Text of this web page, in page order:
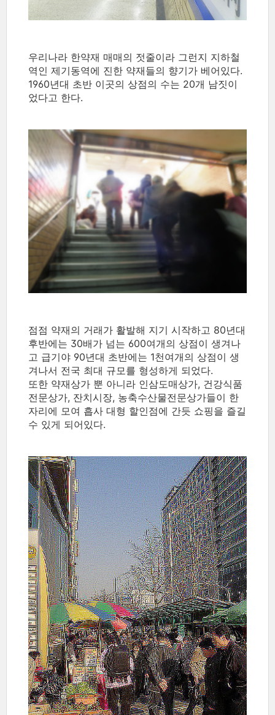
우리나라 한약재 매매의 젓줄이라 그런지 지하철
역인 제기동역에 진한 약재들의 향기가 베어있다.
1960년대 초반 이곳의 상점의 수는 20개 남짓이
었다고 한다.
점점 약재의 거래가 활발해 지기 시작하고 80년대
후반에는 30배가 넘는 600여개의 상점이 생겨나
고 급기야 90년대 초반에는 1천여개의 상점이 생
겨나서 전국 최대 규모를 형성하게 되었다.
또한 약재상가 뿐 아니라 인삼도매상가, 건강식품
전문상가, 잔치시장, 농축수산물전문상가들이 한
자리에 모여 흡사 대형 할인점에 간듯 쇼핑을 즐길
수 있게 되어있다.